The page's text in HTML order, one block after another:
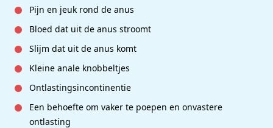
Pijn en jeuk rond de anus
Bloed dat uit de anus stroomt
Slijm dat uit de anus komt
Kleine anale knobbeltjes
Ontlastingsincontinentie
Een behoefte om vaker te poepen en onvastere
ontlasting